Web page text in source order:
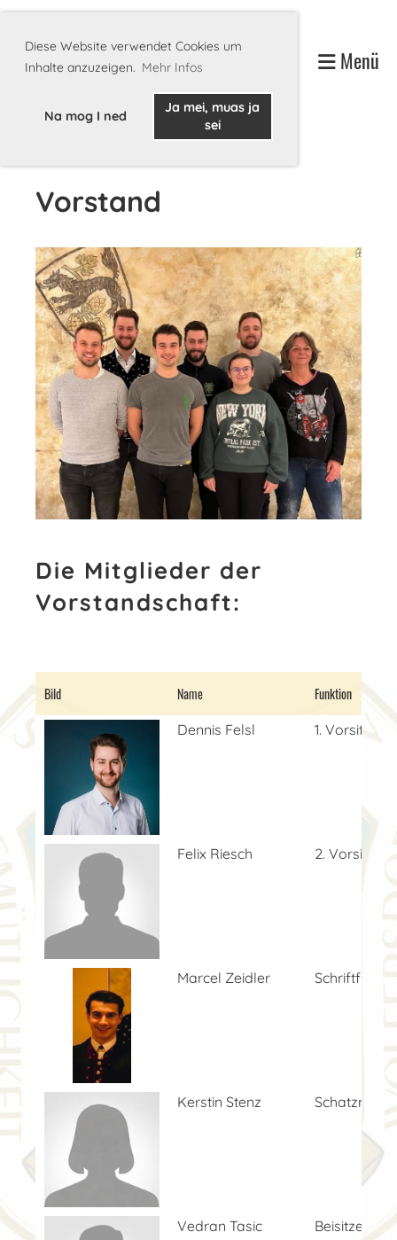
Diese Website verwendet Cookies um
Inhalte anzuzeigen. Mehr Infos
Na mog I ned
Ja mei, muas ja
sei
Menü
Vorstand
Die Mitglieder der
Vorstandschaft:
Bild Name Funktion
Dennis Felsl 1.
Felix Riesch 2.
Marcel Zeidler Schriftführer
Kerstin Stenz
Vedran Tasic Beisitzer